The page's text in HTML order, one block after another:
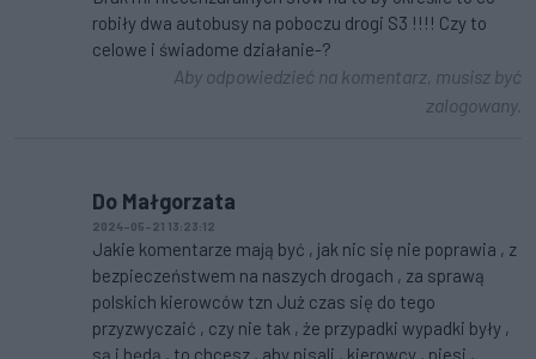
robiły dwa autobusy na poboczu drogi S3 !!!! Czy to
celowe i świadome działanie-?
Aby odpowiedzieć na komentarz, musisz być
zalogowany.
Do Małgorzata
2024-05-21 13:23:12
Jakie komentarze mają być , jak nic się nie poprawia , z
bezpieczeństwem na naszych drogach , za sprawą
polskich kierowców tzn Już czas się do tego
przyzwyczaić , czy nie tak , że przypadki wypadki były ,
są i będą , to chcesz , aby pisali , kierowcy , piesi ,